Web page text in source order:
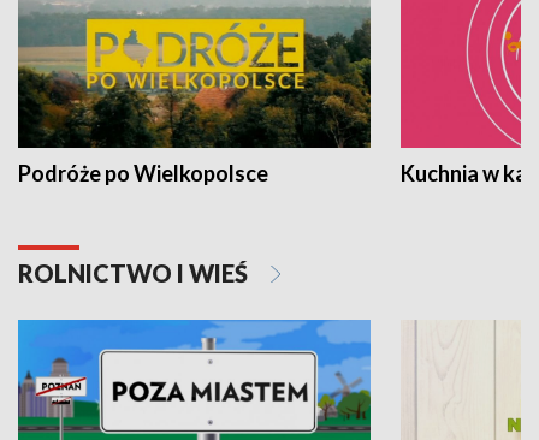
Podróże po Wielkopolsce Kuchnia w
ROLNICTWO I WIEŚ